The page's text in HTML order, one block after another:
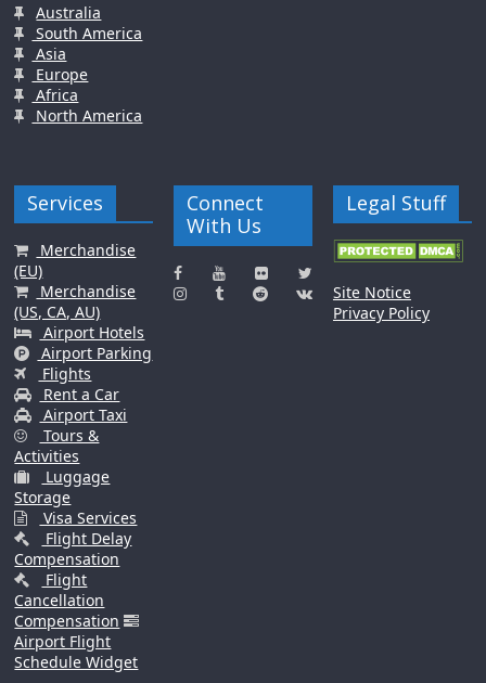
Australia
South America
Asia
Europe
Africa
North America
Services
Merchandise
(EU)
Merchandise
(US, CA, AU)
Airport Hotels
Airport Parking
Flights
Rent a Car
Airport Taxi
Tours &
Activities
Luggage
Storage
Visa Services
Flight Delay
Compensation
Flight
Cancellation
Compensation
Airport Flight
Schedule Widget
Connect
With Us
Legal Stuff
Site Notice
Privacy Policy